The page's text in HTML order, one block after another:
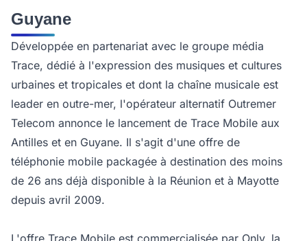
Guyane
Développée en partenariat avec le groupe média
Trace, dédié à l'expression des musiques et cultures
urbaines et tropicales et dont la chaîne musicale est
leader en outre-mer, l'opérateur alternatif Outremer
Telecom annonce le lancement de Trace Mobile aux
Antilles et en Guyane. Il s'agit d'une offre de
téléphonie mobile packagée à destination des moins
de 26 ans déjà disponible à la Réunion et à Mayotte
depuis avril 2009.
L'offre Trace Mobile est commercialisée par Only, la